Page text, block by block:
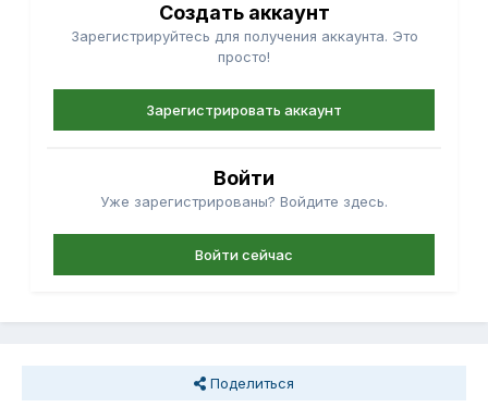
Создать аккаунт
Зарегистрируйтесь для получения аккаунта. Это
просто!
Зарегистрировать аккаунт
Войти
Уже зарегистрированы? Войдите здесь.
Войти сейчас
Поделиться